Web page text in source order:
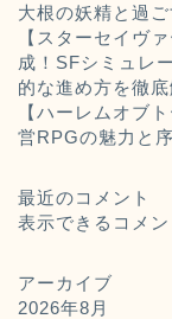
大根の妖精と過
【スターセイヴ
成！SFシミュレ
的な進め方を徹底
【ハーレムオブ
営RPGの魅力と
最近のコメント
表示できるコメン
アーカイブ
2026年8月